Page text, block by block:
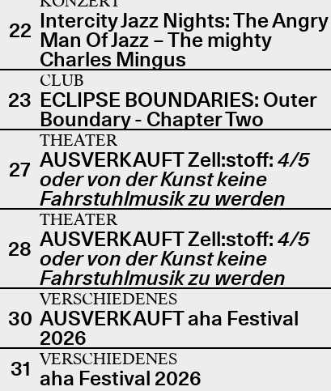
22 Intercity Jazz Nights: The Angry
Man Of Jazz – The mighty
Charles Mingus
23
CLUB
ECLIPSE BOUNDARIES: Outer
Boundary - Chapter Two
27
THEATER
AUSVERKAUFT Zell:stoff: 4/5
oder von der Kunst keine
Fahrstuhlmusik zu werden
28
THEATER
AUSVERKAUFT Zell:stoff: 4/5
oder von der Kunst keine
Fahrstuhlmusik zu werden
30
VERSCHIEDENES
AUSVERKAUFT aha Festival
2026
31 VERSCHIEDENES
aha Festival 2026